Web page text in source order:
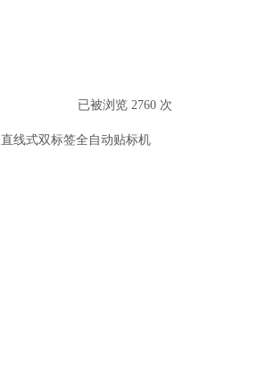
已被浏览 2760 次
直线式双标签全自动贴标机